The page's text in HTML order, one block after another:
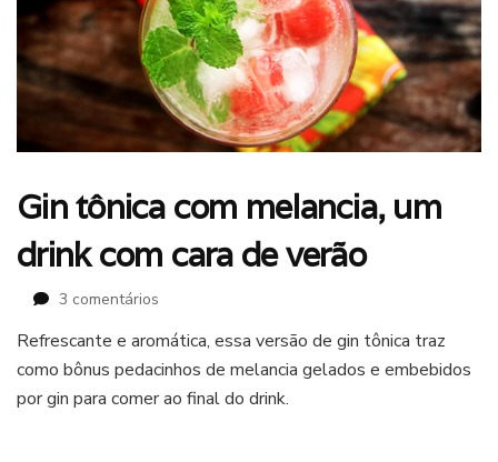
Gin tônica com melancia, um
drink com cara de verão
3 comentários
tônica
com
melancia,
Refrescante e aromática, essa versão de gin tônica traz
como bônus pedacinhos de melancia gelados e embebidos
por gin para comer ao final do drink.